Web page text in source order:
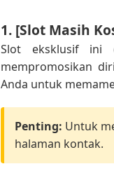
1. [Slot Masih
Slot eksklusif ini
mempromosikan
Anda untuk
Penting: Untuk
halaman kontak.